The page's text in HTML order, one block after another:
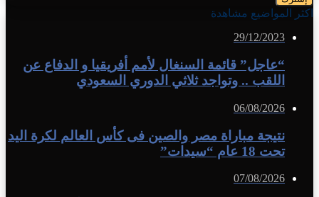
اكثر المواضيع مشاهدة
29/12/2023
“عاجل” قائمة السنغال لأمم أفريقيا و الدفاع عن
اللقب .. وتواجد ثلاثي الدوري السعودي
06/08/2026
نتيجة مباراة مصر والصين فى كأس العالم لكرة اليد
تحت 18 عام “سيدات”
07/08/2026